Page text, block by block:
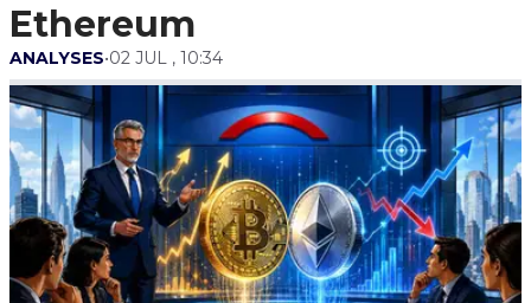
Ethereum
ANALYSES•02 JUL , 10:34